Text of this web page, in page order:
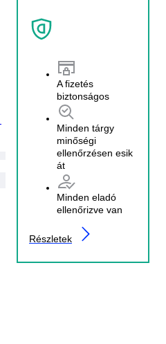
A fizetés
biztonságos
Minden tárgy
minőségi
ellenőrzésen esik
át
Minden eladó
ellenőrizve van
Részletek